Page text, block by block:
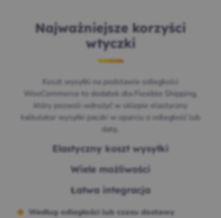
Najważniejsze korzyści
wtyczki
Koszt wysyłki na podstawie odległości
WooCommerce to dodatek dla Flexible Shipping,
który pozwoli wdrożyć w sklepie elastyczny
kalkulator wysyłki paczki w oparciu o odległość lub
datę.
Elastyczny koszt wysyłki
Wiele możliwości
Łatwa integracja
Według odległości lub czasu dostawy